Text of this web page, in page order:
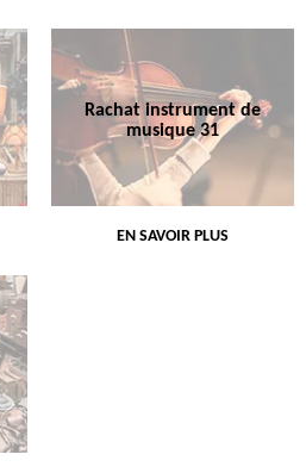
Rachat instrument de
musique 31
EN SAVOIR PLUS